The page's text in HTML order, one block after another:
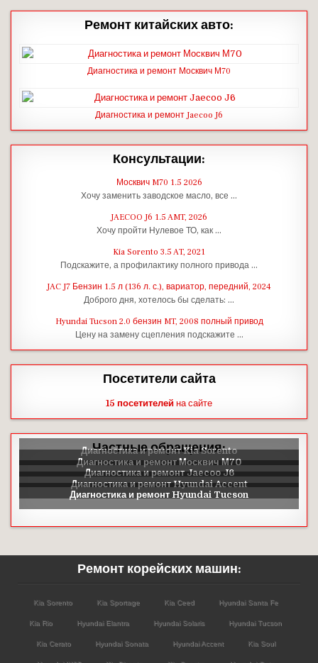
Ремонт китайских авто:
Диагностика и ремонт Москвич М70
Диагностика и ремонт Jaecoo J6
Консультации:
Москвич M70 1.5 2026
Хочу заменить заводское масло, все …
JAECOO J6 1.5 AMT, 2026
Хочу пройти Нулевое ТО, как …
Kia Sorento 3.5 AT, 2021
Подскажите, а профилактику полного привода …
JAC J7 Бензин 1.5 л (136 л. с.), вариатор, передний, 2024
Доброго дня, хотелось бы сделать: …
Hyundai Tucson 2.0 бензин MT, 2008 полный привод
Цену на замену сцепления подскажите …
Посетители сайта
15 посетителей на сайте
Частные обращения:
Ремонт корейских машин:
Kia Sorento Kia Sportage Kia Ceed Hyundai Santa Fe
Kia Rio Hyundai Elantra Hyundai Solaris Hyundai Tucson
Kia Cerato Hyundai Sonata Hyundai Accent Kia Soul